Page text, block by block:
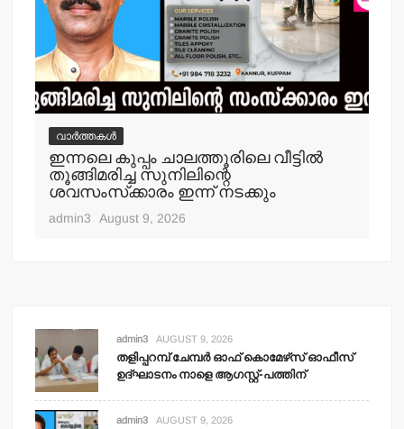
വാർത്തകൾ
ഇന്നലെ കുപ്പം ചാലത്തൂരിലെ വീട്ടില്‍
തൂങ്ങിമരിച്ച സുനിലിന്റെ
ശവസംസ്‌ക്കാരം ഇന്ന് നടക്കും
admin3 August 9, 2026
admin3 AUGUST 9, 2026
തളിപ്പറമ്പ് ചേമ്പര്‍ ഓഫ് കൊമേഴ്‌സ് ഓഫീസ്
ഉദ്ഘാടനം നാളെ ആഗസ്റ്റ്-പത്തിന്
admin3 AUGUST 9, 2026